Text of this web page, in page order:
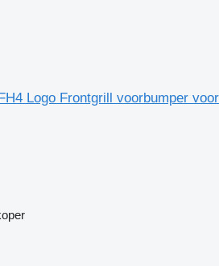
Logo Frontgrill voorbumper voor